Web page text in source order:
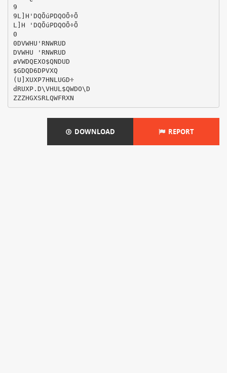
9
9L]H'DQÕúPDQOÕ÷Õ
L]H 'DQÕúPDQOÕ÷Õ
0
0DVWHU'RNWRUD
DVWHU 'RNWRUD
øVWDQEXO$QNDUD
$GDQD6DPVXQ
(U]XUXP7HNLUGD÷
dRUXP.D\VHUL$QWDO\D
DOWNLOAD REPORT